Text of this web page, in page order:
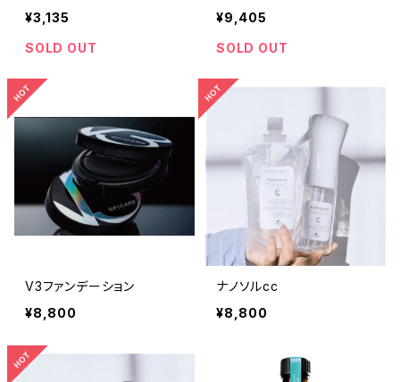
¥3,135
SOLD OUT
¥9,405
SOLD OUT
V3ファンデーション
¥8,800
ナノソルcc
¥8,800